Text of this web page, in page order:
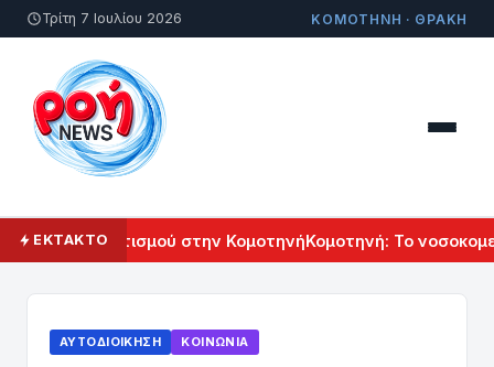
Τρίτη 7 Ιουλίου 2026 ΚΟΜΟΤΗΝΗ · ΘΡΑΚΗ
ΕΚΤΑΚΤΟ
Πολιτισμού στην ΚομοτηνήΚομοτηνή: Το
ΑΥΤΟΔΙΟΊΚΗΣΗ ΚΟΙΝΩΝΊΑ